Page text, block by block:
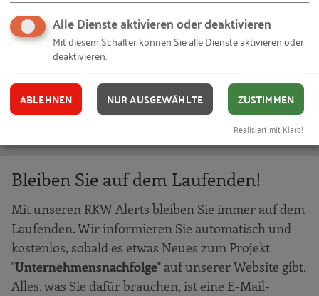
Sie haben Lob, Kritik oder auch Wünsche für unsere
Podcast-Reihe? Schreiben Sie uns gerne an
gruendung(at)rkw.de!
Ihnen gefällt dieser Beitrag? Teilen Sie ihn mit anderen:
Bleiben Sie auf dem Laufenden!
Mit unseren RKW Alerts bleiben Sie immer auf dem
Laufenden. Wir informieren Sie automatisch und
kostenlos, sobald es etwas Neues zum Projekt
"Unternehmensnachfolge" auf unserer Website gibt.
Alles, was Sie dafür brauchen, ist eine E-Mail-
Alle Dienste aktivieren oder deaktivieren
Mit diesem Schalter können Sie alle Dienste aktivieren oder
deaktivieren.
ABLEHNEN NUR AUSGEWÄHLTE ZUSTIMMEN
Realisiert mit Klaro!